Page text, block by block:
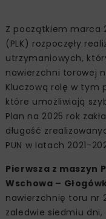
Z początkiem marca
(PLK) rozpoczęły
utrzymaniowych,
nawierzchni torowej
Kluczową rolę w tym
które umożliwiają
Plan na 2025 rok
długość
PUN w latach 2021-
Pierwsza z maszyn
Wschowa –
nawierzchnię toru nr
zaledwie siedmiu